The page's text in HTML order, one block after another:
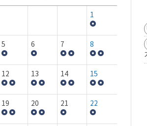
행사갤러리
1
5 6 7 8
12 13 14 15
19 20 21 22